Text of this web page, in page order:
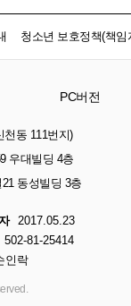
청소년 보호정책(책임
PC버전
동 111번지)
우대빌딩 4층
동성빌딩 3층
2017.05.23
502-81-25414
인락